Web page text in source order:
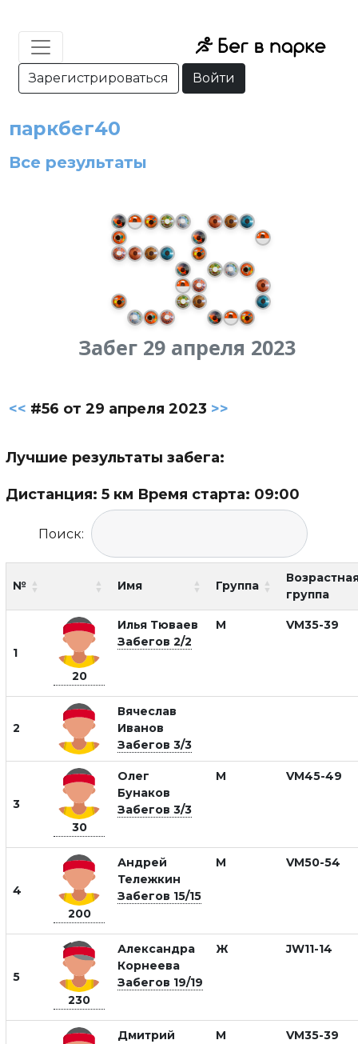
Зарегистрироваться Войти
паркбег40
Все результаты
Забег 29 апреля 2023
<< #56 от 29 апреля 2023 >>
Лучшие результаты забега:
Дистанция: 5 км Время старта: 09:00
Поиск:
№ Имя Группа
группа
1
20
Илья Тюваев
Забегов 2/2
М VM35-39
2
Вячеслав
Иванов
Забегов 3/3
3
30
Олег
Бунаков
Забегов 3/3
М VM45-49
4
200
Андрей
Тележкин
Забегов 15/15
М VM50-54
5
230
Александра
Корнеева
Забегов 19/19
Ж JW11-14
Дмитрий
М VM35-39